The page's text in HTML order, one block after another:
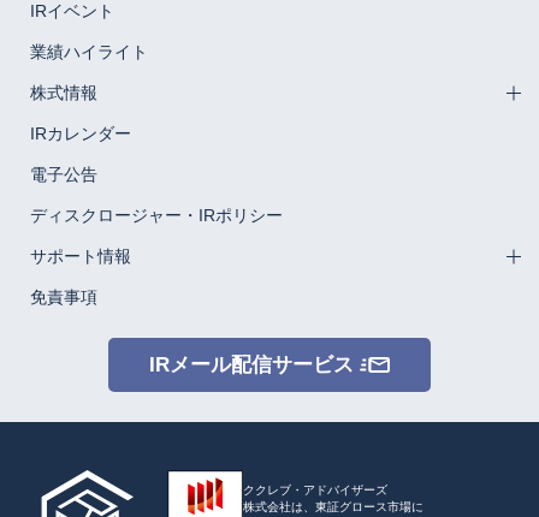
IRイベント
業績ハイライト
株式情報
IRカレンダー
電子公告
ディスクロージャー・IRポリシー
サポート情報
免責事項
IRメール配信サービス
ククレブ・アドバイザーズ
株式会社は、東証グロース市場に